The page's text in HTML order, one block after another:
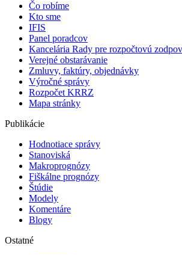
Čo robíme
Kto sme
IFIS
Panel poradcov
Kancelária Rady pre rozpočtovú
Verejné obstarávanie
Zmluvy, faktúry, objednávky
Výročné správy
Rozpočet KRRZ
Mapa stránky
Publikácie
Hodnotiace správy
Stanoviská
Makroprognózy
Fiškálne prognózy
Štúdie
Modely
Komentáre
Blogy
Ostatné